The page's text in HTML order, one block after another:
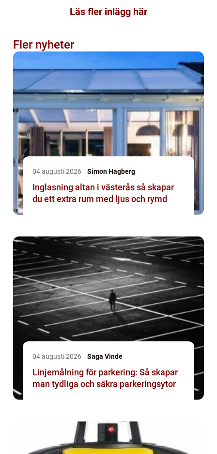
Läs fler inlägg här
Fler nyheter
04 augusti 2026 Simon Hagberg
Inglasning altan i västerås så skapar
du ett extra rum med ljus och rymd
04 augusti 2026 Saga Vinde
Linjemålning för parkering: Så skapar
man tydliga och säkra parkeringsytor